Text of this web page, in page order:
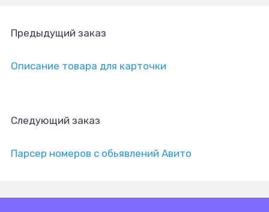
Предыдущий заказ
Описание товара для карточки
Следующий заказ
Парсер номеров с обьявлений Авито